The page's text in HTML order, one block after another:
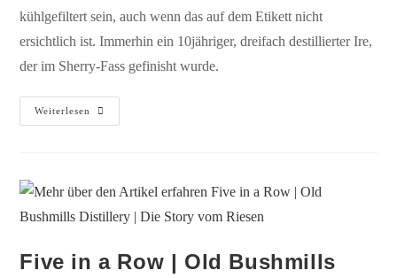
kühlgefiltert sein, auch wenn das auf dem Etikett nicht
ersichtlich ist. Immerhin ein 10jähriger, dreifach destillierter Ire,
der im Sherry-Fass gefinisht wurde.
Weiterlesen
Five in a Row | Old Bushmills